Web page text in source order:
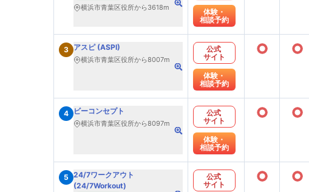
横浜市青葉区役所から3618m
体験・
相談予約
3 アスピ (ASPI)
横浜市青葉区役所から8007m
公式
サイト
体験・
相談予約
○ ○
4 ビーコンセプト
横浜市青葉区役所から8097m
公式
サイト
体験・
相談予約
○ ○
5 24/7ワークアウト
(24/7Workout)
公式
サイト
○ ○